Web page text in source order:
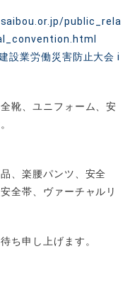
public_rela
設業労働災害防止大会 i
靴、ユニフォーム、安
、楽腰パンツ、安全
全帯、ヴァーチャルリ
ち申し上げます。